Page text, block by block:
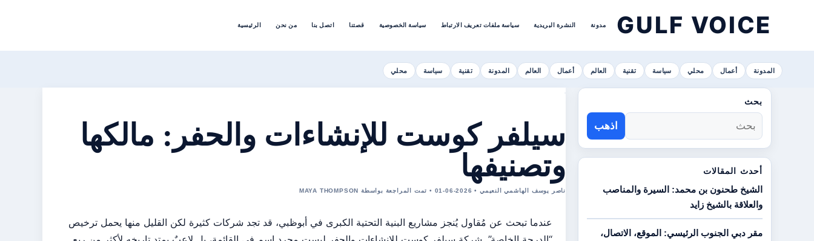
GULF VOICE الرئيسية من نحن اتصل بنا قصتنا سياسة الخصوصية سياسة ملفات تعريف الارتباط النشرة البريدية مدونة
المدونة أعمال محلي سياسة تقنية العالم أعمال العالم المدونة تقنية سياسة محلي
سيلفر كوست للإنشاءات والحفر: مالكها
وتصنيفها
ناصر يوسف الهاشمي النعيمي • 2026-06-01 • تمت المراجعة بواسطة MAYA THOMPSON
عندما تبحث عن مُقاول يُنجز مشاريع البنية التحتية الكبرى في أبوظبي، قد تجد شركات كثيرة لكن القليل منها يحمل ترخيص
بحث
اذهب
أحدث المقالات
الشيخ طحنون بن محمد: السيرة والمناصب
والعلاقة بالشيخ زايد
مقر دبي الجنوب الرئيسي: الموقع، الاتصال،